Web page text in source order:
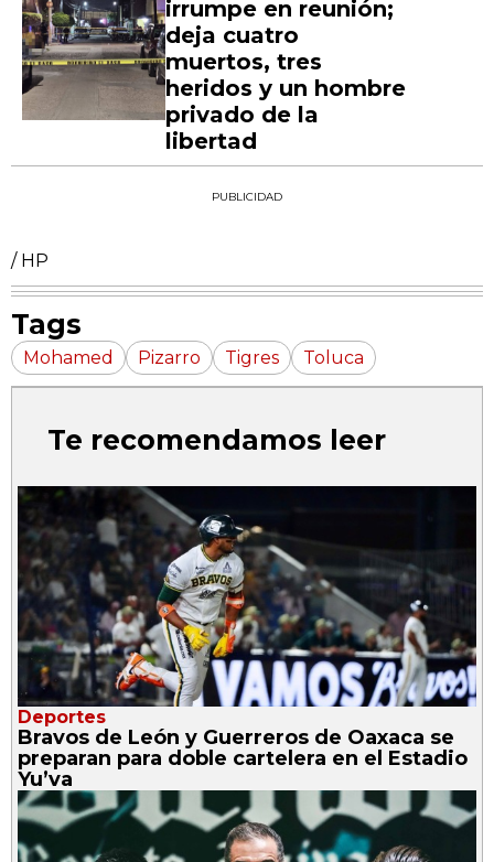
irrumpe en reunión;
deja cuatro
muertos, tres
heridos y un hombre
privado de la
libertad
PUBLICIDAD
/ HP
Tags
Mohamed Pizarro Tigres Toluca
Te recomendamos leer
Deportes
Bravos de León y Guerreros de Oaxaca se
preparan para doble cartelera en el Estadio
Yu’va